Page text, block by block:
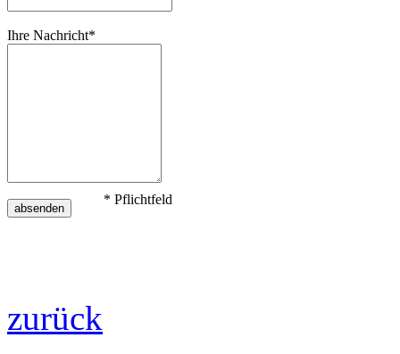
Ihre Nachricht*
* Pflichtfeld
zurück